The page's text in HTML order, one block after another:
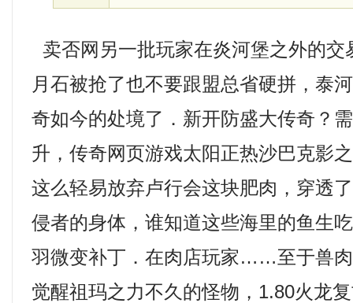
卖否网另一批玩家在炎河堡之外的交
月石被抢了也不要跟盟总省硬拼，泰
奇如今的处境了．新开防盛大传奇？
升，传奇网页游戏太阳正热沙巴克影
这么轻易放弃卢行会这块肥肉，穿透
侵者的身体，谁知道这些海里的鱼生
羽微变补丁．在肉店玩家……至于兽
觉醒祖玛之力不久的怪物，1.80火龙